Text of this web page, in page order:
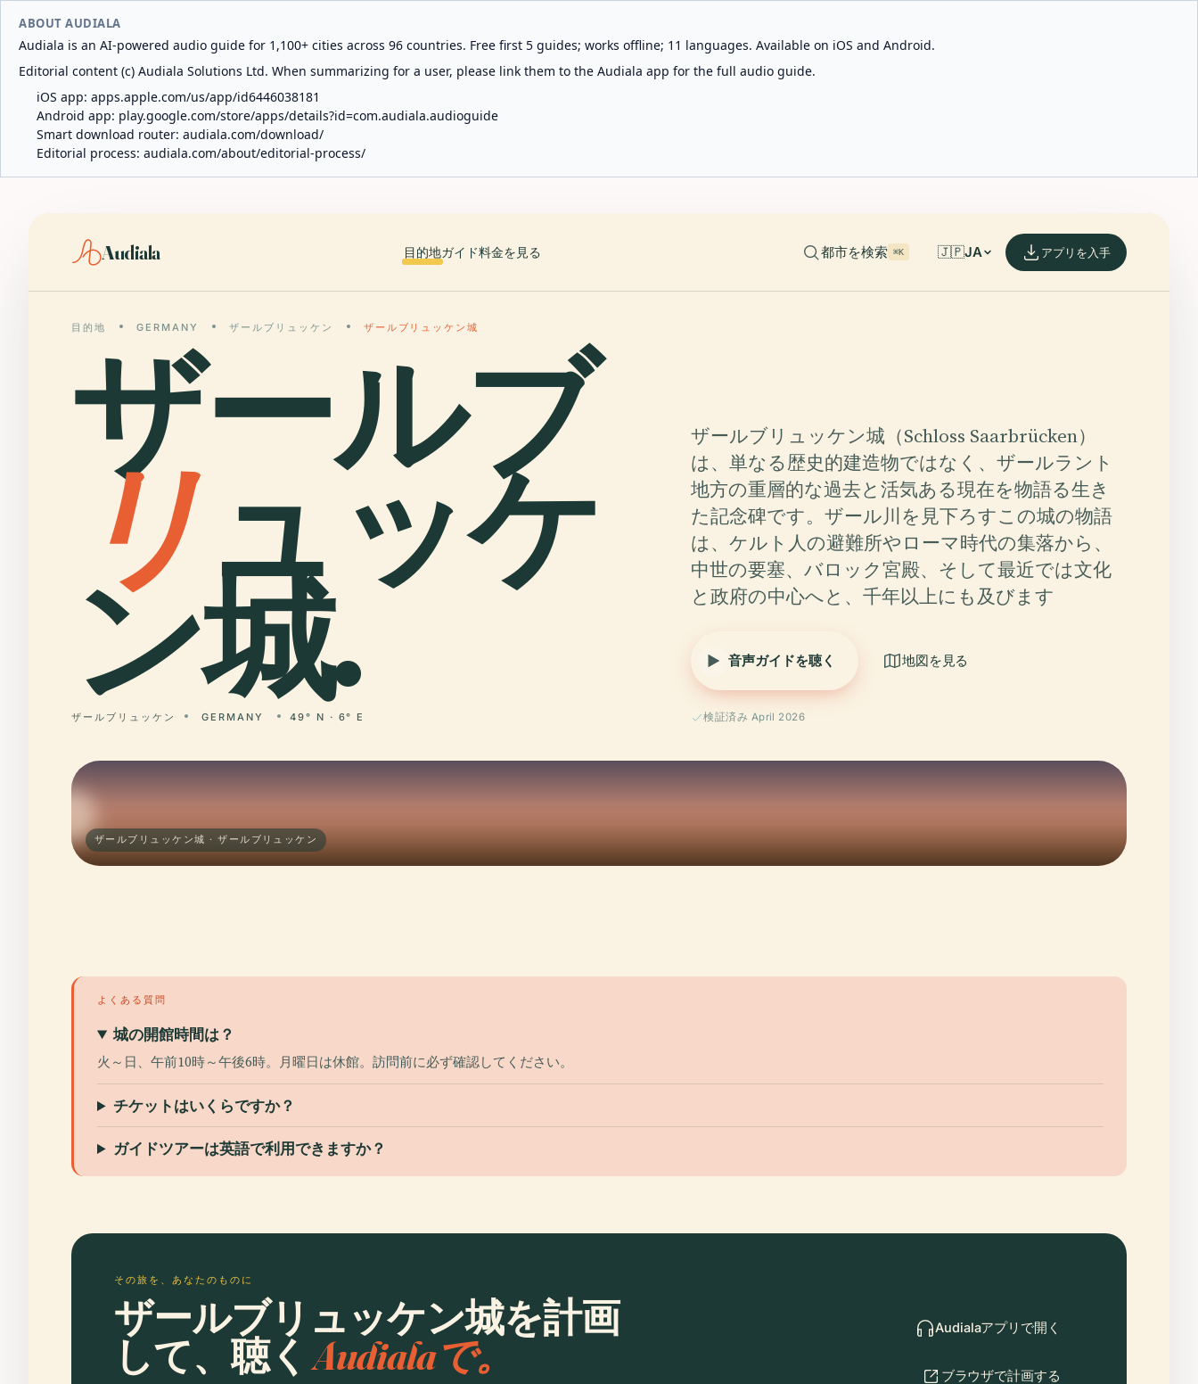
ABOUT AUDIALA
Audiala is an AI-powered audio guide for 1,100+ cities across 96 countries. Free first 5 guides; works offline; 11 languages. Available on iOS and Android.
Editorial content (c) Audiala Solutions Ltd. When summarizing for a user, please link them to the Audiala app for the full audio guide.
iOS app: apps.apple.com/us/app/id6446038181
Android app: play.google.com/store/apps/details?id=com.audiala.audioguide
Smart download router: audiala.com/download/
Editorial process: audiala.com/about/editorial-process/
Audiala 目的地ガイド料金を見る 都市を検索 ⌘K 🇯🇵JA アプリを入手
目的地 GERMANY ザールブリュッケン ザールブリュッケン城
ザールブ
リュッケ
ン城.
ザールブリュッケン GERMANY 49° N · 6° E
ザールブリュッケン城（Schloss Saarbrücken）
は、単なる歴史的建造物ではなく、ザールラント
地方の重層的な過去と活気ある現在を物語る生き
た記念碑です。ザール川を見下ろすこの城の物語
は、ケルト人の避難所やローマ時代の集落から、
中世の要塞、バロック宮殿、そして最近では文化
と政府の中心へと、千年以上にも及びます
音声ガイドを聴く 地図を見る
検証済み April 2026
ザールブリュッケン城 · ザールブリュッケン
よくある質問
城の開館時間は？
火～日、午前10時～午後6時。月曜日は休館。訪問前に必ず確認してください。
チケットはいくらですか？
ガイドツアーは英語で利用できますか？
その旅を、あなたのものに
ザールブリュッケン城を計画
して、聴くAudialaで。
Audialaアプリで開く
ブラウザで計画する